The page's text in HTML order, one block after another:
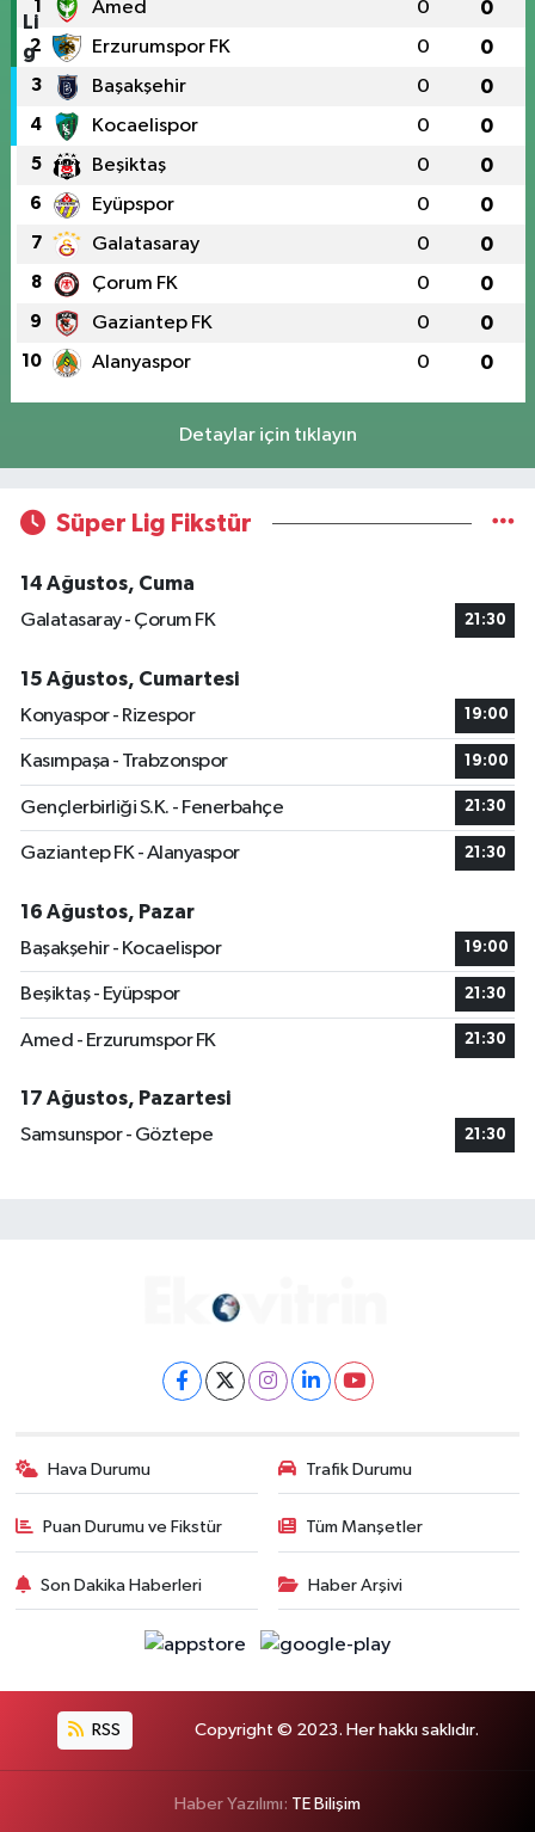
1 Amed 0 0
2 Erzurumspor FK 0 0
3 Başakşehir 0 0
4 Kocaelispor 0 0
5 Beşiktaş 0 0
6 Eyüpspor 0 0
7 Galatasaray 0 0
8 Çorum FK 0 0
9 Gaziantep FK 0 0
10 Alanyaspor 0 0
Detaylar için tıklayın
Süper Lig Fikstür
14 Ağustos, Cuma
Galatasaray - Çorum FK
21:30
15 Ağustos, Cumartesi
Konyaspor - Rizespor
19:00
Kasımpaşa - Trabzonspor 19:00
Gençlerbirliği S.K. - Fenerbahçe 21:30
Gaziantep FK - Alanyaspor 21:30
16 Ağustos, Pazar
Başakşehir - Kocaelispor
19:00
Beşiktaş - Eyüpspor 21:30
Amed - Erzurumspor FK 21:30
17 Ağustos, Pazartesi
Samsunspor - Göztepe
21:30
Hava Durumu Trafik Durumu
Puan Durumu ve Fikstür Tüm Manşetler
Son Dakika Haberleri Haber Arşivi
RSS Copyright © 2023. Her hakkı saklıdır.
Haber Yazılımı: TE Bilişim